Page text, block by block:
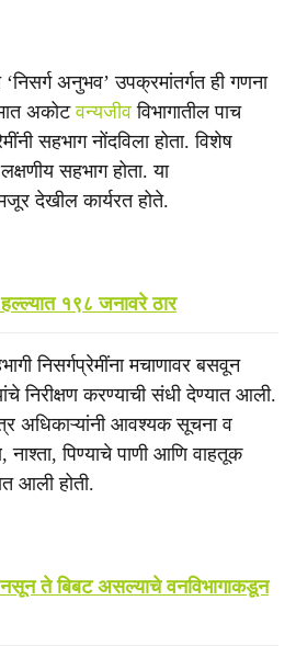
‘निसर्ग अनुभव’ उपक्रमांतर्गत ही गणना
अकोटवन्यजीवविभागातील पाच
सहभाग नोंदविला होता. विशेष
सहभाग होता. या
देखील कार्यरत होते.
१९८ जनावरे ठार
निसर्गप्रेमींना मचाणावर बसवून
निरीक्षण करण्याची संधी देण्यात आली.
अधिकाऱ्यांनी आवश्यक सूचना व
पिण्याचे पाणी आणि वाहतूक
आली होती.
ते बिबट असल्याचे वनविभागाकडून